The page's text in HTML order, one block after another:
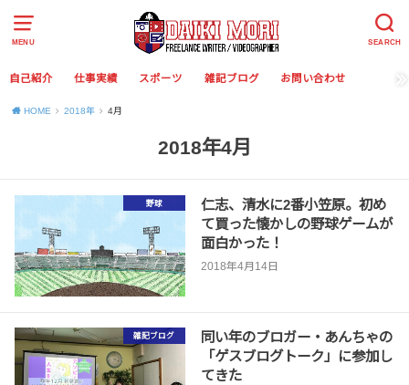
MENU SEARCH
自己紹介 仕事実績 スポーツ 雑記ブログ お問い合わせ
HOME 2018年 4月
2018年4月
野球
仁志、清水に2番小笠原。初め
て買った懐かしの野球ゲームが
面白かった！
2018年4月14日
雑記ブログ
同い年のブロガー・あんちゃの
「ゲスブログトーク」に参加し
てきた